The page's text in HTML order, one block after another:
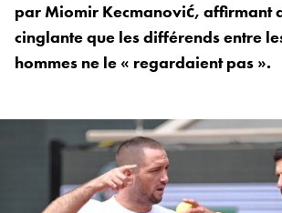
par Miomir Kecmanović, affirmant
cinglante que les différends entre
hommes ne le « regardaient pas ».